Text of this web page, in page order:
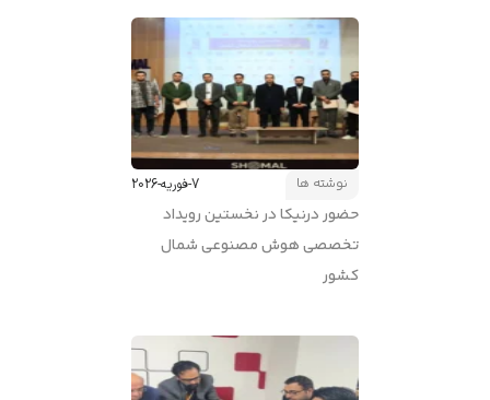
نوشته ها
حضور درنیکا در نخستین رویداد
تخصصی هوش مصنوعی شمال
کشور